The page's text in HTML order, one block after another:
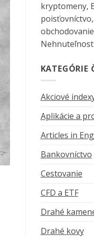
kryptomeny,
poisťovníctvo,
KATEGÓRIE
Akciové
Aplikácie a
Articles in
Bankovníctvo
Cestovanie
CFD a ETF
Drahé
Drahé kovy